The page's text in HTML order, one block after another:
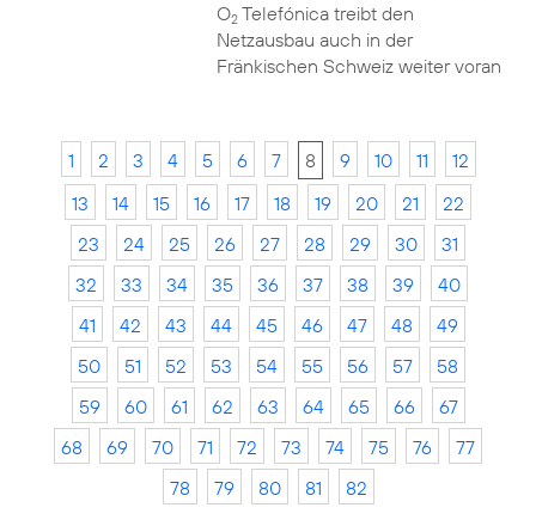
O2Telefónica treibt den
Netzausbau auch in der
Fränkischen Schweiz weiter voran
1 2 3 4 5 6 7 8 9 10 11
12
13
14 15 16 17 18 19 20 21
22
23
24 25 26 27 28 29 30
31
32
33 34 35 36 37 38 39
40
41
42 43 44 45 46 47 48
49
50
51 52 53 54 55 56 57
58
59
60 61 62 63 64 65 66
67
68
69 70 71 72 73 74 75 76
77
78
79 80 81 82